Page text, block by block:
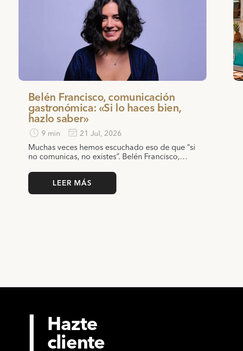
Belén Francisco, comunicación
gastronómica: «Si lo haces bien,
hazlo saber»
9 min 21 Jul, 2026
Muchas veces hemos escuchado eso de que “si
no comunicas, no existes”. Belén Francisco,…
LEER MÁS
Hazte
cliente